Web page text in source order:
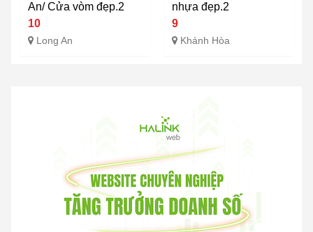
An/ Cửa vòm đẹp.2
10
Long An
nhựa đẹp.2
9
Khánh Hòa